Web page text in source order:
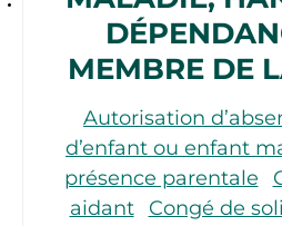
MEMBRE DE
Autorisation
d’enfant ou enfant
présence parentale
aidant
Congé de